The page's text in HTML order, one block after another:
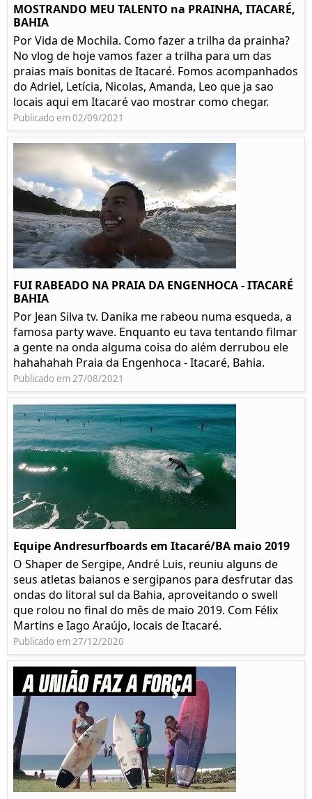
MOSTRANDO MEU TALENTO na PRAINHA, ITACARÉ,
BAHIA
Por Vida de Mochila. Como fazer a trilha da prainha?
No vlog de hoje vamos fazer a trilha para um das
praias mais bonitas de Itacaré. Fomos acompanhados
do Adriel, Letícia, Nicolas, Amanda, Leo que ja sao
locais aqui em Itacaré vao mostrar como chegar.
Publicado em 02/09/2021
FUI RABEADO NA PRAIA DA ENGENHOCA - ITACARÉ
BAHIA
Por Jean Silva tv. Danika me rabeou numa esqueda, a
famosa party wave. Enquanto eu tava tentando filmar
a gente na onda alguma coisa do além derrubou ele
hahahahah Praia da Engenhoca - Itacaré, Bahia.
Publicado em 27/08/2021
Equipe Andresurfboards em Itacaré/BA maio 2019
O Shaper de Sergipe, André Luis, reuniu alguns de
seus atletas baianos e sergipanos para desfrutar das
ondas do litoral sul da Bahia, aproveitando o swell
que rolou no final do mês de maio 2019. Com Félix
Martins e Iago Araújo, locais de Itacaré.
Publicado em 27/12/2020